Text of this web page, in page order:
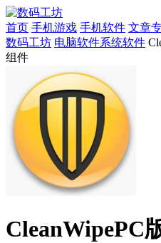
首页 手机游戏 手机软件 文章
数码工坊 电脑软件系统软件
组件
CleanWipePC